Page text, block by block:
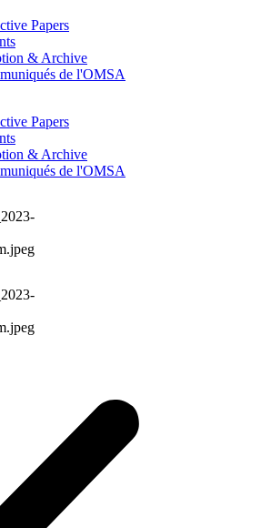
Papers
& Archive
de l'OMSA
Papers
& Archive
de l'OMSA